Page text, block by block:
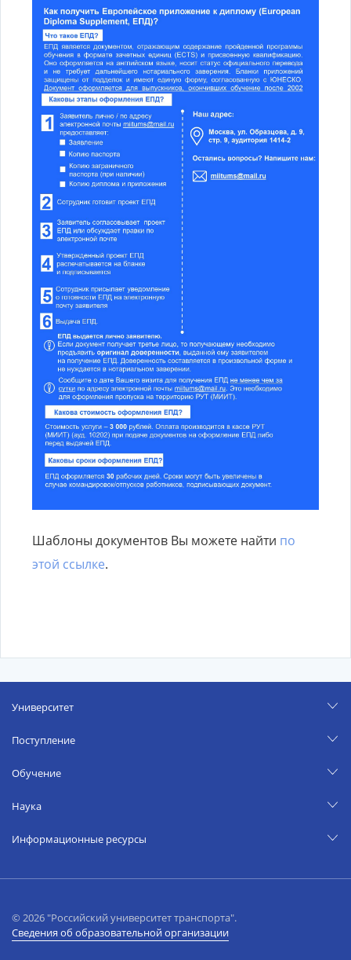
Шаблоны документов Вы можете найти по
этой ссылке.
Университет
Поступление
Обучение
Наука
Информационные ресурсы
© 2026 "Российский университет транспорта".
Сведения об образовательной организации